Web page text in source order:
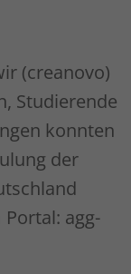
(creanovo)
Studierende
konnten
der
agg-
Cookies.
geben
und sind für